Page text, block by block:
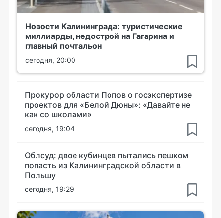
Новости Калининграда: туристические
миллиарды, недострой на Гагарина и
главный почтальон
сегодня, 20:00
Прокурор области Попов о госэкспертизе
проектов для «Белой Дюны»: «Давайте не
как со школами»
сегодня, 19:04
Облсуд: двое кубинцев пытались пешком
попасть из Калининградской области в
Польшу
сегодня, 19:29